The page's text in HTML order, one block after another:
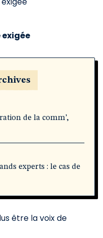
exigée
de la comm’,
experts : le cas de